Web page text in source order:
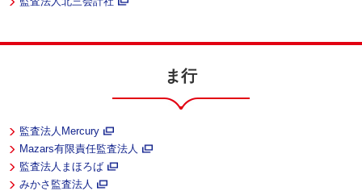
ま行
監査法人Mercury
Mazars有限責任監査法人
監査法人まほろば
みかさ監査法人